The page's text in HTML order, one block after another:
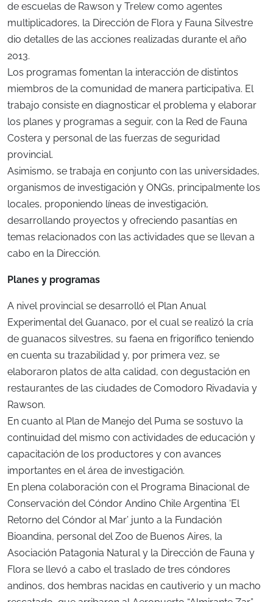
de escuelas de Rawson y Trelew como agentes
multiplicadores, la Dirección de Flora y Fauna Silvestre
dio detalles de las acciones realizadas durante el año
2013.
Los programas fomentan la interacción de distintos
miembros de la comunidad de manera participativa. El
trabajo consiste en diagnosticar el problema y elaborar
los planes y programas a seguir, con la Red de Fauna
Costera y personal de las fuerzas de seguridad
provincial.
Asimismo, se trabaja en conjunto con las universidades,
organismos de investigación y ONGs, principalmente los
locales, proponiendo líneas de investigación,
desarrollando proyectos y ofreciendo pasantías en
temas relacionados con las actividades que se llevan a
cabo en la Dirección.
Planes y programas
A nivel provincial se desarrolló el Plan Anual
Experimental del Guanaco, por el cual se realizó la cría
de guanacos silvestres, su faena en frigorífico teniendo
en cuenta su trazabilidad y, por primera vez, se
elaboraron platos de alta calidad, con degustación en
restaurantes de las ciudades de Comodoro Rivadavia y
Rawson.
En cuanto al Plan de Manejo del Puma se sostuvo la
continuidad del mismo con actividades de educación y
capacitación de los productores y con avances
importantes en el área de investigación.
En plena colaboración con el Programa Binacional de
Conservación del Cóndor Andino Chile Argentina ‘El
Retorno del Cóndor al Mar’ junto a la Fundación
Bioandina, personal del Zoo de Buenos Aires, la
Asociación Patagonia Natural y la Dirección de Fauna y
Flora se llevó a cabo el traslado de tres cóndores
andinos, dos hembras nacidas en cautiverio y un macho